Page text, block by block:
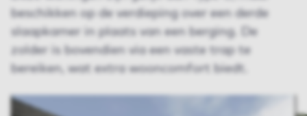
beschikken op de verdieping over een derde
slaapkamer in plaats van een berging. De
zolder is bovendien via een vaste trap te
bereiken, wat extra wooncomfort biedt.